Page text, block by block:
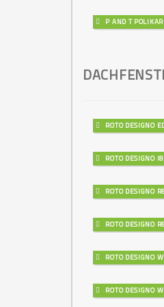
P AND T
ROTO DESIGNO
ROTO DESIGNO
ROTO DESIGNO
ROTO DESIGNO
ROTO DESIGNO
ROTO DESIGNO